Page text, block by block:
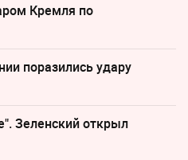
Кремля по
поразились удару
Зеленский открыл